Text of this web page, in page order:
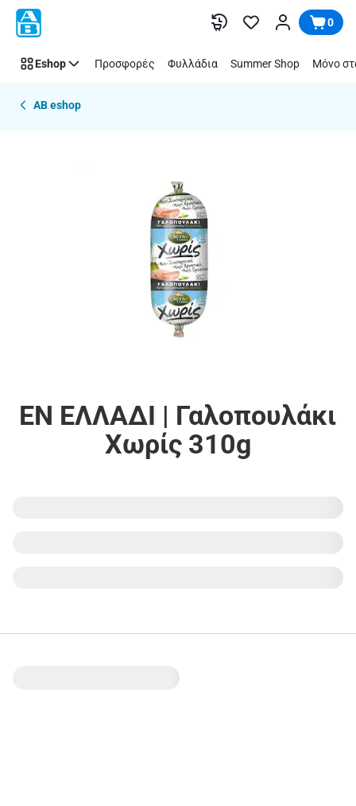
Παράλειψη 0
Eshop Προσφορές Φυλλάδια Summer Shop Μόνο
AB eshop
ΕΝ ΕΛΛΑΔΙ | Γαλοπουλάκι
Χωρίς 310g